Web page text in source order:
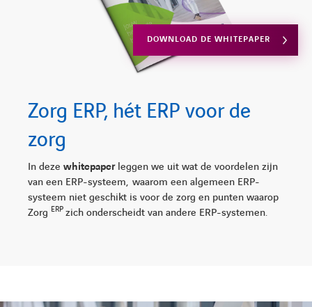
Zorg ERP, hét ERP voor de
zorg
In deze whitepaperleggen we uit wat de voordelen zijn
van een ERP-systeem, waarom een algemeen ERP-
systeem niet geschikt is voor de zorg en punten waarop
Zorg ERP zich onderscheidt van andere ERP-systemen.
DOWNLOAD DE WHITEPAPER